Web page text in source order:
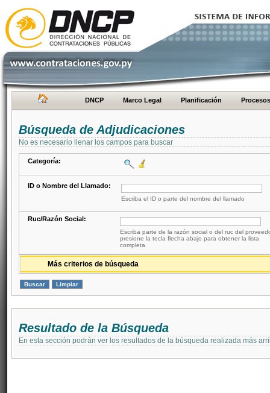
DNCP Marco Legal Planificación Procesos
Búsqueda de Adjudicaciones
No es necesario llenar los campos para buscar
Categoría:
ID o Nombre del Llamado:
Escriba el ID o parte del nombre del llamado
Ruc/Razón Social:
Escriba parte de la razón social o del ruc del
presione la tecla flecha abajo para obtener la lista
completa
Más criterios de búsqueda
Resultado de la Búsqueda
En esta sección podrán ver los resultados de la búsqueda realizada más